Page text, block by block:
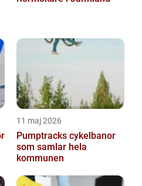
11 maj 2026
Pumptracks cykelbanor
som samlar hela
kommunen